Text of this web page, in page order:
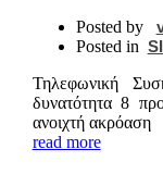
Posted by
Posted in
Τηλεφωνική
δυνατότητα 8
ανοιχτή ακρόαση
read more